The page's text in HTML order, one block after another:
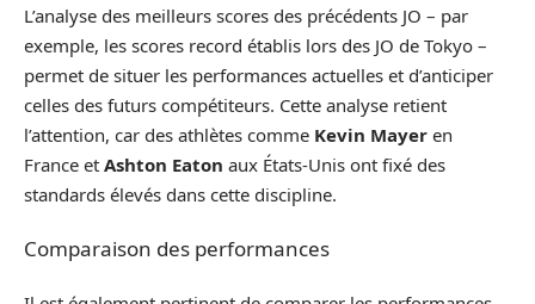
L’analyse des meilleurs scores des précédents JO – par
exemple, les scores record établis lors des JO de Tokyo –
permet de situer les performances actuelles et d’anticiper
celles des futurs compétiteurs. Cette analyse retient
l’attention, car des athlètes comme Kevin Mayer en
France et Ashton Eaton aux États-Unis ont fixé des
standards élevés dans cette discipline.
Comparaison des performances